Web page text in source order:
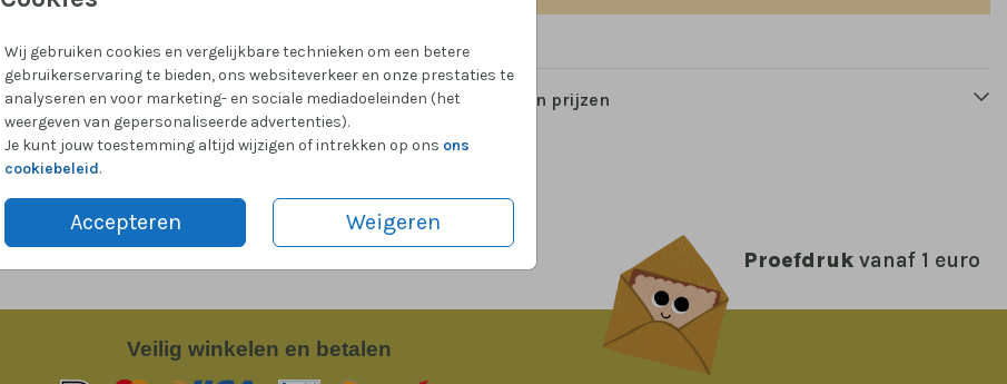
Wij gebruiken cookies en vergelijkbare technieken om een betere
gebruikerservaring te bieden, ons websiteverkeer en onze prestaties te
analyseren en voor marketing- en sociale mediadoeleinden (het
weergeven van gepersonaliseerde advertenties).
Je kunt jouw toestemming altijd wijzigen of intrekken op ons ons
cookiebeleid.
Accepteren Weigeren
Formaten en prijzen
Veilig winkelen en betalen
Proefdruk vanaf 1 euro